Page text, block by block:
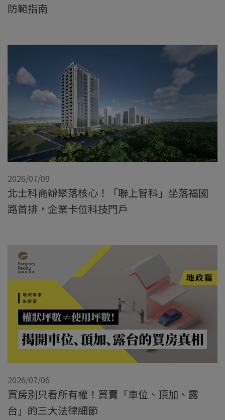
防範指南
2026/07/09
北士科商辦聚落核心！「聯上智科」坐落福國
路首排，企業卡位科技門戶
2026/07/06
買房別只看所有權！買賣「車位、頂加、露
台」的三大法律細節